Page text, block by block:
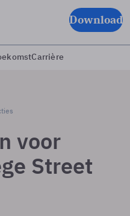
Download
Carrière
voor
Street